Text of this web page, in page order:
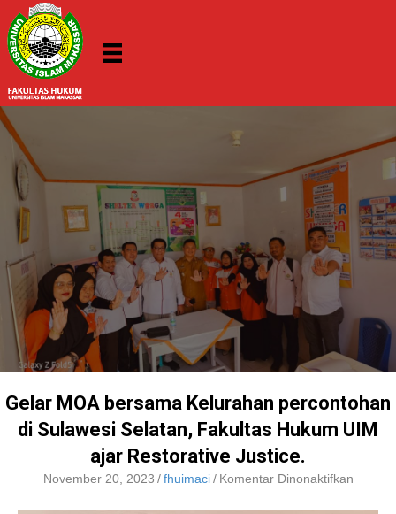
Gelar MOA bersama Kelurahan percontohan
di Sulawesi Selatan, Fakultas Hukum UIM
ajar Restorative Justice.
November 20, 2023 / fhuimaci / Komentar Dinonaktifkanpada